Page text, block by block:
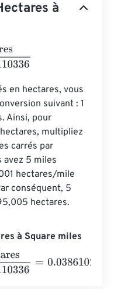
à
en hectares, vous
suivant : 1
Ainsi, pour
multipliez
carrés par
avez 5 miles
hectares/mile
conséquent, 5
hectares.
à Square miles
=0.0386102